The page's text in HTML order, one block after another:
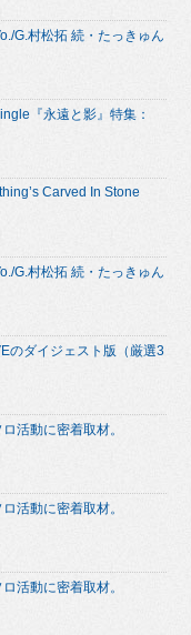
G.村松拓 続・たっきゅん
『永遠と影』特集：
Carved In Stone
G.村松拓 続・たっきゅん
のダイジェスト版（厳選3
活動に密着取材。
活動に密着取材。
活動に密着取材。